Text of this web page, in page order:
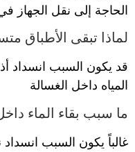
الحاجة إلى نقل الجهاز
لماذا تبقى الأطباق
قد يكون السبب انسداد
المياه داخل الغسالة
ما سبب بقاء الماء
غالباً يكون السبب